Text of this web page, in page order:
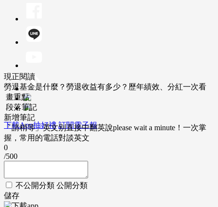
下載App抽好禮 訂閱電子報
現正閱讀
勞退基金是什麼？勞退收益有多少？歷年績效、分紅一次看
畫重點
段落筆記
新增筆記
「請稍等」英文別直接中翻英說please wait a minute！一次掌
握，常用的電話對談英文
0
/500
不公開分類 公開分類
儲存